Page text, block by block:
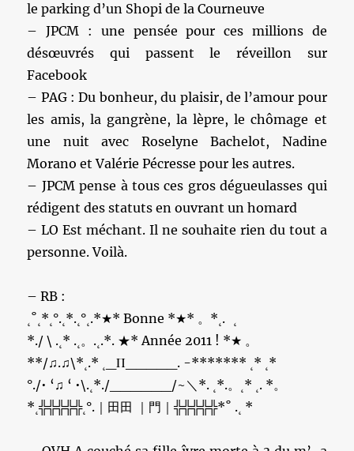
le parking d’un Shopi de la Courneuve
– JPCM : une pensée pour ces millions de
désœuvrés qui passent le réveillon sur
Facebook
– PAG : Du bonheur, du plaisir, de l’amour pour
les amis, la gangrène, la lèpre, le chômage et
une nuit avec Roselyne Bachelot, Nadine
Morano et Valérie Pécresse pour les autres.
– JPCM pense à tous ces gros dégueulasses qui
rédigent des statuts en ouvrant un homard
– LO Est méchant. Il ne souhaite rien du tout a
personne. Voilà.
– RB :
˛˚˛*˛°.˛*.˛°˛.*★* Bonne *★* 。*˛. ˛
*./ \ .˛* .˛。.˛.*. ★* Année 2011 ! *★ 。
**/♫.♫\*˛.* ˛_Π_____. -******* ˛* ˛*
°./• ‘♫ ‘ •\.˛*./______/~＼*. ˛*.。˛* ˛. *。
*˛╬╬╬╬╬˛°.｜田田 ｜門｜╬╬╬╬╬*˚ .˛ *